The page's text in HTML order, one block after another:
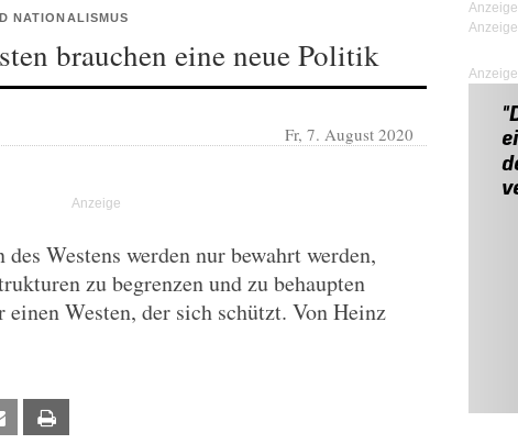
NATIONALISMUS
brauchen eine neue Politik
Fr, 7. August 2020
Westens werden nur bewahrt werden,
zu begrenzen und zu behaupten
Westen, der sich schützt. Von Heinz
Email
Anzeige